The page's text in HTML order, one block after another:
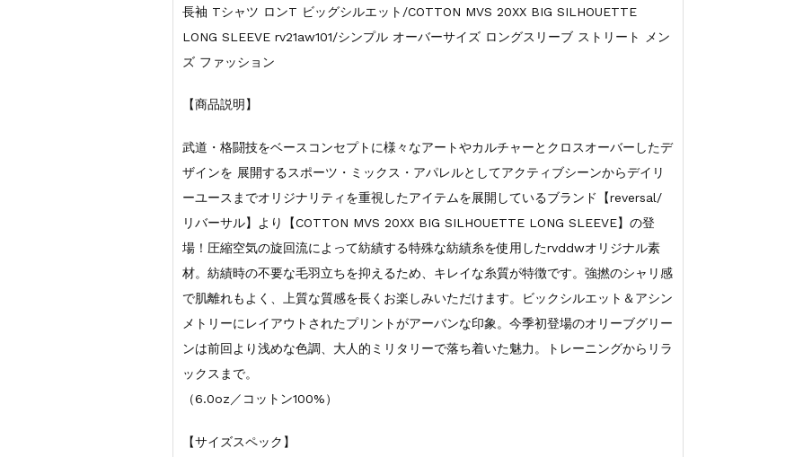
長袖 Tシャツ ロンT ビッグシルエット/COTTON MVS 20XX BIG SILHOUETTE
LONG SLEEVE rv21aw101/シンプル オーバーサイズ ロングスリーブ ストリート メン
ズ ファッション
【商品説明】
武道・格闘技をベースコンセプトに様々なアートやカルチャーとクロスオーバーしたデ
ザインを 展開するスポーツ・ミックス・アパレルとしてアクティブシーンからデイリ
ーユースまでオリジナリティを重視したアイテムを展開しているブランド【reversal/
リバーサル】より【COTTON MVS 20XX BIG SILHOUETTE LONG SLEEVE】の登
場！圧縮空気の旋回流によって紡績する特殊な紡績糸を使用したrvddwオリジナル素
材。紡績時の不要な毛羽立ちを抑えるため、キレイな糸質が特徴です。強撚のシャリ感
で肌離れもよく、上質な質感を長くお楽しみいただけます。ビックシルエット＆アシン
メトリーにレイアウトされたプリントがアーバンな印象。今季初登場のオリーブグリー
ンは前回より浅めな色調、大人的ミリタリーで落ち着いた魅力。トレーニングからリラ
ックスまで。
（6.0oz／コットン100%）
【サイズスペック】